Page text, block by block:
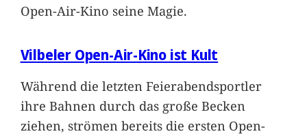
Open-Air-Kino seine Magie.
Vilbeler Open-Air-Kino ist Kult
Während die letzten Feierabendsportler
ihre Bahnen durch das große Becken
ziehen, strömen bereits die ersten Open-